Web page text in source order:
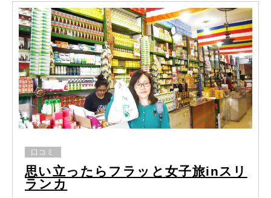
思い立ったらフラッと女子旅inスリ
ランカ
口コミ